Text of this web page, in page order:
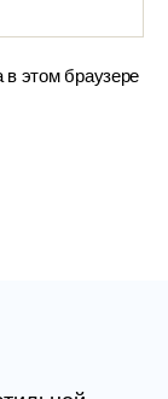
этом браузере